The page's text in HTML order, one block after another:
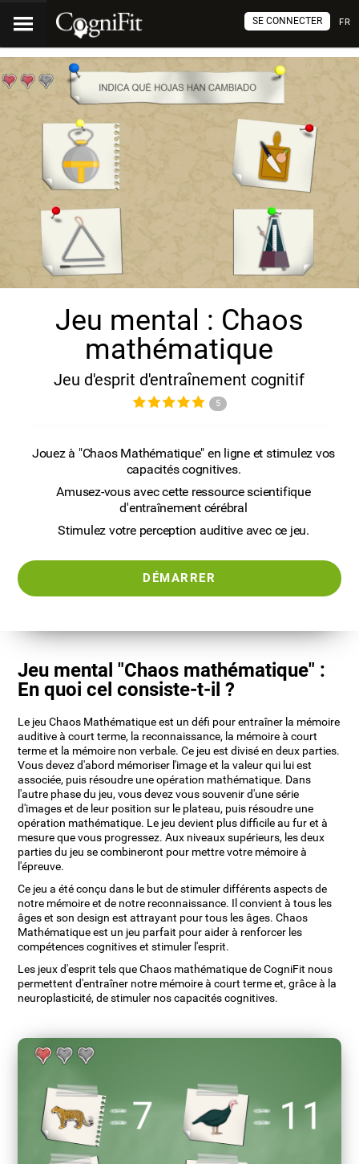
FR
SE CONNECTER
Jeu mental : Chaos
mathématique
Jeu d'esprit d'entraînement cognitif
5
Jouez à "Chaos Mathématique" en ligne et stimulez vos
capacités cognitives.
Amusez-vous avec cette ressource scientifique
d'entraînement cérébral
Stimulez votre perception auditive avec ce jeu.
DÉMARRER
Jeu mental "Chaos mathématique" :
En quoi cel consiste-t-il ?
Le jeu Chaos Mathématique est un défi pour entraîner la mémoire
auditive à court terme, la reconnaissance, la mémoire à court
terme et la mémoire non verbale. Ce jeu est divisé en deux parties.
Vous devez d'abord mémoriser l'image et la valeur qui lui est
associée, puis résoudre une opération mathématique. Dans
l'autre phase du jeu, vous devez vous souvenir d'une série
d'images et de leur position sur le plateau, puis résoudre une
opération mathématique. Le jeu devient plus difficile au fur et à
mesure que vous progressez. Aux niveaux supérieurs, les deux
parties du jeu se combineront pour mettre votre mémoire à
l'épreuve.
Ce jeu a été conçu dans le but de stimuler différents aspects de
notre mémoire et de notre reconnaissance. Il convient à tous les
âges et son design est attrayant pour tous les âges. Chaos
Mathématique est un jeu parfait pour aider à renforcer les
compétences cognitives et stimuler l'esprit.
Les jeux d'esprit tels que Chaos mathématique de CogniFit nous
permettent d'entraîner notre mémoire à court terme et, grâce à la
neuroplasticité, de stimuler nos capacités cognitives.